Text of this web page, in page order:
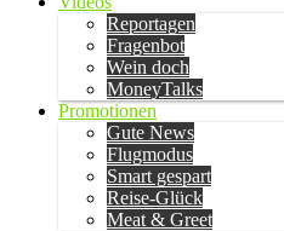
Reportagen
Fragenbot
Wein doch
MoneyTalks
Promotionen
Gute News
Flugmodus
Smart gespart
Reise-Glück
Meat & Greet